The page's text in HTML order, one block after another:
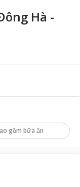
Hà -
gồm bữa ăn